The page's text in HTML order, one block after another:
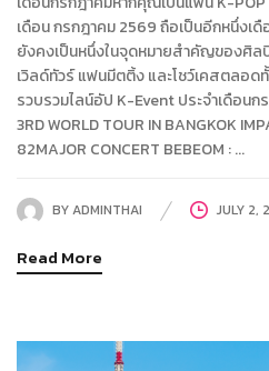
เดือน กรกฎาคม 2569 ถือเป็นอีกหนึ่งเดื
ยังคงเป็นหนึ่งในจุดหมายสำคัญของศิล
เวิลด์ทัวร์ แฟนมีตติ้ง และโชว์เคสตลอ
รวบรวมไลน์อัป K-Event ประจำเดือนก
3RD WORLD TOUR IN BANGKOK
82MAJOR CONCERT BEBEOM : ...
BYADMINTHAI JULY 2,
Read More